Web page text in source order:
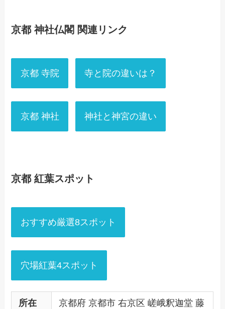
京都 神社仏閣 関連リンク
京都 寺院 寺と院の違いは？
京都 神社 神社と神宮の違い
京都 紅葉スポット
おすすめ厳選8スポット
穴場紅葉4スポット
所在
京都府 京都市 右京区 嵯峨釈迦堂 藤